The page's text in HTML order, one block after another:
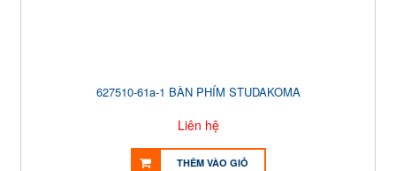
627510-61a-1 BÀN PHÍM STUDAKOMA
Liên hệ
THÊM VÀO GIỎ